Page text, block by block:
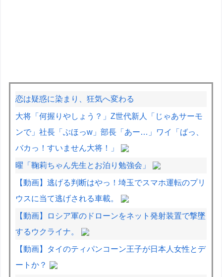
恋は疑惑に染まり、狂気へ変わる
大将「何握りやしょう？」Z世代新人「じゃあサーモ
ンで」社長「ぶほっw」部長「あー…」ワイ「ばっ、
バカっ！すいません大将！」
曜「鞠莉ちゃん先生とお泊り勉強会」
【動画】逃げる判断はやっ！埼玉でスマホ運転のプリ
ウスに当て逃げされる車載。
【動画】ロシア軍のドローンをネット発射装置で撃墜
するウクライナ。
【動画】タイのティパンコーン王子が日本人女性とデ
ートか？